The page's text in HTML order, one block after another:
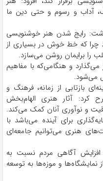
آداب و رسوم و حتی دین ما
رایج شدن هنر خوشنویسی
چرا که خط خوش در بسیاری از
را برایمان روشن می‌سازد.
و هنگامی‌که با مفاهیم
می‌شود.
بازتابی از زمانه، فرهنگ و
کرد: آثار هنری الهام‌بخش
و نوآوری آنان کمک می‌کند.
برای آینده می‌باشد با
هنری می‌توانیم جامعه‌ای
افزایش آگاهی مردم نسبت به
و موزه‌ها به توسعه